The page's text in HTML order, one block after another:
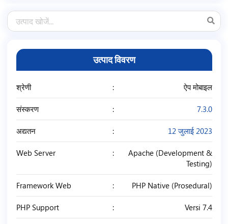
उत्पाद विवरण
श्रेणी ऐप मोबाइल
संस्करण 7.3.0
अद्यतन 12 जुलाई 2023
Web Server
Apache (Development &
Testing)
Framework Web PHP Native (Prosedural)
PHP Support Versi 7.4